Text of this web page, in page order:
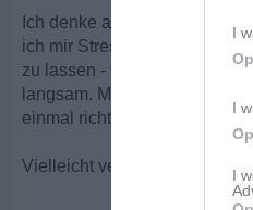
I
I
I
Ich denke auch darüber
ich mir Stress mache wegen
zu lassen - vor allem nicht
langsam. Mein knackigstes,
einmal richtig glücklich. Ich
Vielleicht versteht jemand ja,